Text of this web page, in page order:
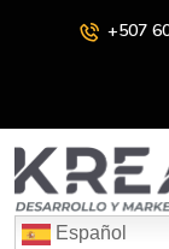
+507
Español